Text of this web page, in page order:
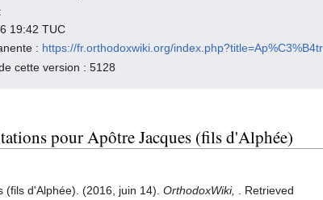
19:42 TUC
: https://fr.orthodoxwiki.org/
cette version : 5128
pour Apôtre Jacques (fils d'Alphée)
(fils d'Alphée). (2016, juin 14). OrthodoxWiki,
. Retrieved